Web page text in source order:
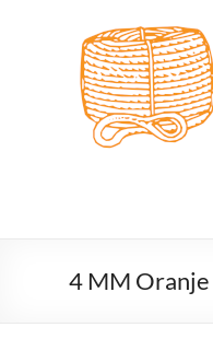
Touwspecialist.nl,
het
adres
en
goed
4 MM